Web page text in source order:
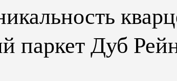
паркет Дуб